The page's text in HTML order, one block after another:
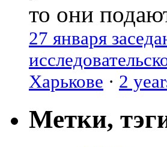
то они
27 января
Харькове · 2
Метки,